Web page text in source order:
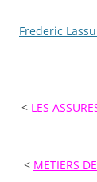
Frederic
< LES
< METIERS